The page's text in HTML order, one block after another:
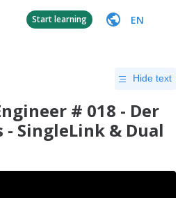
Start learning EN
Hide text
# 018 - Der
- SingleLink & Dual